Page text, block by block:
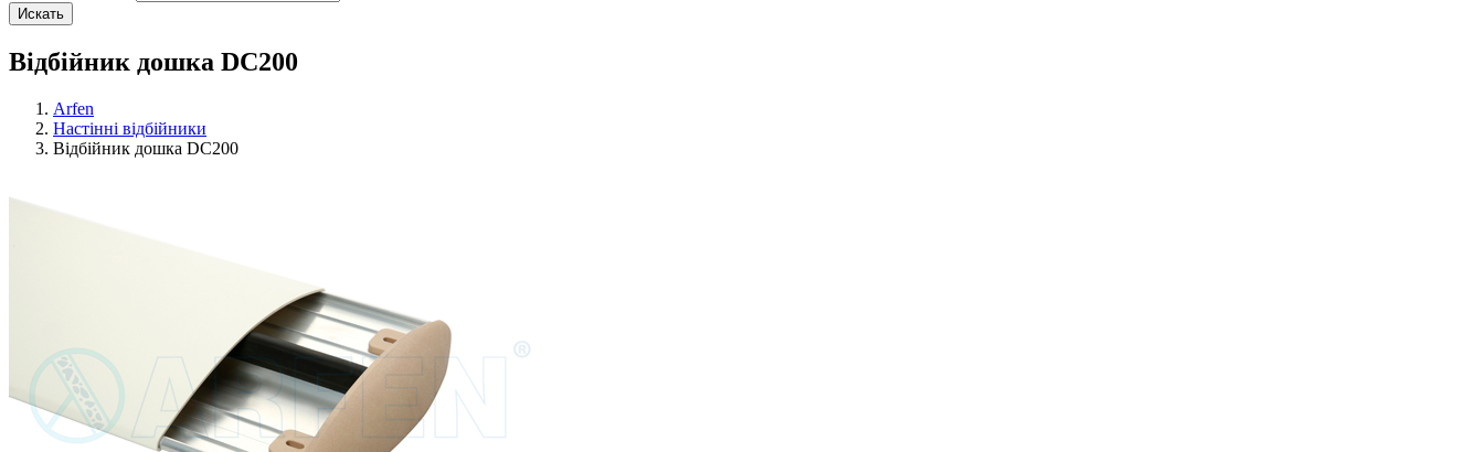
Искать
Відбійник дошка DC200
Arfen
Настінні відбійники
Відбійник дошка DC200